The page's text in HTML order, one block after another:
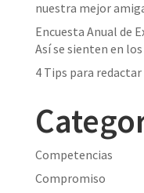
nuestra mejor
Encuesta Anual de
Así se sienten en
4 Tips para
Competencias
Compromiso